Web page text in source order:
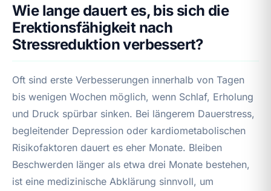
Wie lange dauert es, bis sich die
Erektionsfähigkeit nach
Stressreduktion verbessert?
Oft sind erste Verbesserungen innerhalb von Tagen
bis wenigen Wochen möglich, wenn Schlaf, Erholung
und Druck spürbar sinken. Bei längerem Dauerstress,
begleitender Depression oder kardiometabolischen
Risikofaktoren dauert es eher Monate. Bleiben
Beschwerden länger als etwa drei Monate bestehen,
ist eine medizinische Abklärung sinnvoll, um